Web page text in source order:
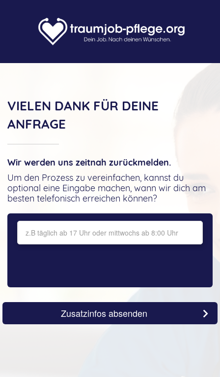
VIELEN DANK FÜR DEINE
ANFRAGE
Wir werden uns zeitnah zurückmelden.
Um den Prozess zu vereinfachen, kannst du
optional eine Eingabe machen, wann wir dich am
besten telefonisch erreichen können?
Zusatzinfos absenden